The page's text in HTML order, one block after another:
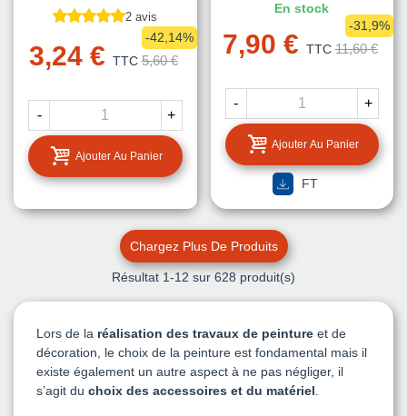
2 avis
3,24 € TTC 5,60 €
-42,14%
- +
Ajouter Au Panier
En stock
7,90 € TTC 11,60 €
-31,9%
- +
Ajouter Au Panier
FT
Chargez Plus De Produits
Résultat 1-12 sur 628 produit(s)
Lors de la réalisation des travaux de peinture et de
décoration, le choix de la peinture est fondamental mais il
existe également un autre aspect à ne pas négliger, il
s’agit du choix des accessoires et du matériel.